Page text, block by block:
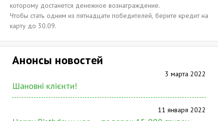
которому достанется денежное вознаграждение.
Чтобы стать одним из пятнадцати победителей, берите кредит на
карту до 30.09.
Анонсы новостей
3 марта 2022
Шановні клієнти!
11 января 2022